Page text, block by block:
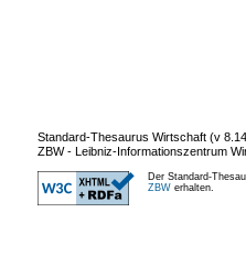
Standard-Thesaurus Wirtschaft (v 8.14
ZBW - Leibniz-Informationszentrum
Der Standard-
ZBW erhalten.